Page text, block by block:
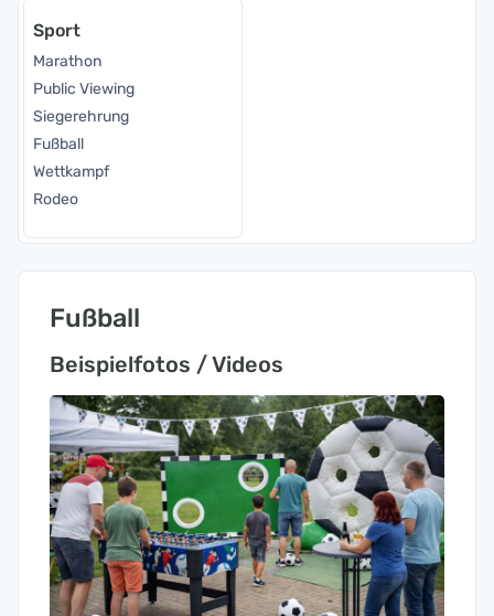
Sport
Marathon
Public Viewing
Siegerehrung
Fußball
Wettkampf
Rodeo
Fußball
Beispielfotos / Videos